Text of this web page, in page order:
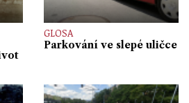
GLOSA
Parkování ve slepé uličce